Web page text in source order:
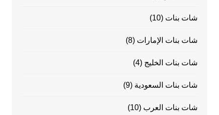
شات بنات (10)
شات بنات الإمارات (8)
شات بنات الخليج (4)
شات بنات السعودية (9)
شات بنات العرب (10)